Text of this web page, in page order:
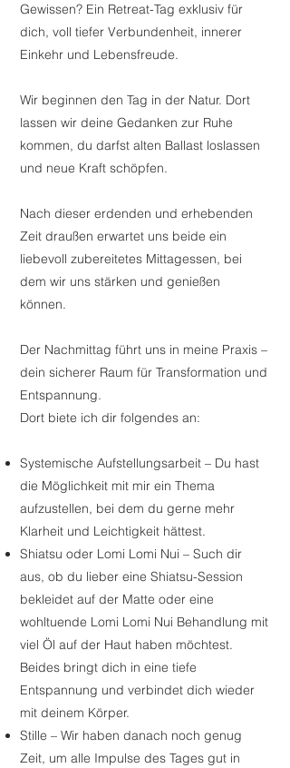
Gewissen? Ein Retreat-Tag exklusiv für
dich, voll tiefer Verbundenheit, innerer
Einkehr und Lebensfreude.
Wir beginnen den Tag in der Natur. Dort
lassen wir deine Gedanken zur Ruhe
kommen, du darfst alten Ballast loslassen
und neue Kraft schöpfen.
Nach dieser erdenden und erhebenden
Zeit draußen erwartet uns beide ein
liebevoll zubereitetes Mittagessen, bei
dem wir uns stärken und genießen
können.
Der Nachmittag führt uns in meine Praxis –
dein sicherer Raum für Transformation und
Entspannung.
Dort biete ich dir folgendes an:
Systemische Aufstellungsarbeit – Du hast
die Möglichkeit mit mir ein Thema
aufzustellen, bei dem du gerne mehr
Klarheit und Leichtigkeit hättest.
Shiatsu oder Lomi Lomi Nui – Such dir
aus, ob du lieber eine Shiatsu-Session
bekleidet auf der Matte oder eine
wohltuende Lomi Lomi Nui Behandlung mit
viel Öl auf der Haut haben möchtest.
Beides bringt dich in eine tiefe
Entspannung und verbindet dich wieder
mit deinem Körper.
Stille – Wir haben danach noch genug
Zeit, um alle Impulse des Tages gut in